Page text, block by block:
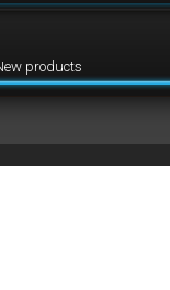
products